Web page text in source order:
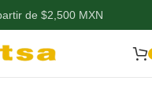
de $2,500 MXN